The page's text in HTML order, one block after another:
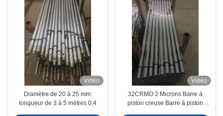
Vidéo
Diamètre de 20 à 25 mm:
longueur de 3 à 5 mètres 0,4
Vidéo
32CRMO 2 Microns Barre à
piston creuse Barre à piston